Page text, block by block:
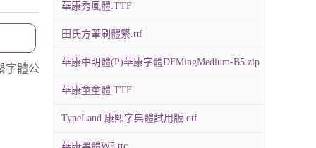
字體公
華康秀風體.TTF
田氏方筆刷體繁.ttf
華康中明體(P)華康字體DFMingMedium-B5.zip
華康童童體.TTF
TypeLand 康熙字典體試用版.otf